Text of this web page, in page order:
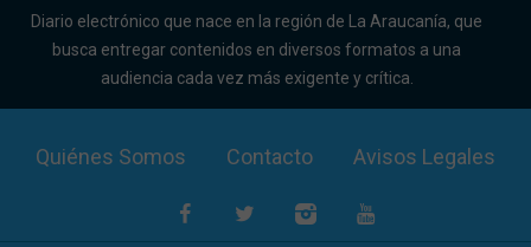
Diario electrónico que nace en la región de La Araucanía, que
busca entregar contenidos en diversos formatos a una
audiencia cada vez más exigente y crítica.
Quiénes Somos Contacto Avisos Legales